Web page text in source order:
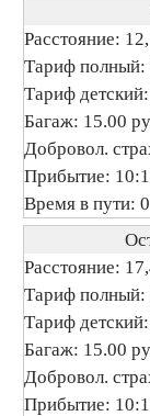
Расстояние:
Тариф полный:
Тариф
Багаж: 15.00
Добровол.
Прибытие:
Время в пути:
Расстояние:
Тариф полный:
Тариф
Багаж: 15.00
Добровол.
Прибытие: